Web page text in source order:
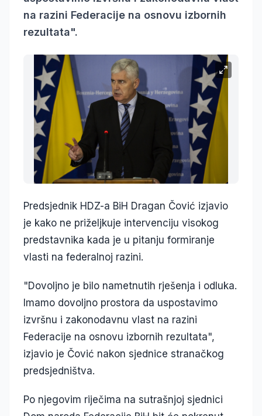
na razini Federacije na osnovu izbornih
rezultata".
Predsjednik HDZ-a BiH Dragan Čović izjavio
je kako ne priželjkuje intervenciju visokog
predstavnika kada je u pitanju formiranje
vlasti na federalnoj razini.
"Dovoljno je bilo nametnutih rješenja i odluka.
Imamo dovoljno prostora da uspostavimo
izvršnu i zakonodavnu vlast na razini
Federacije na osnovu izbornih rezultata",
izjavio je Čović nakon sjednice stranačkog
predsjedništva.
Po njegovim riječima na sutrašnjoj sjednici